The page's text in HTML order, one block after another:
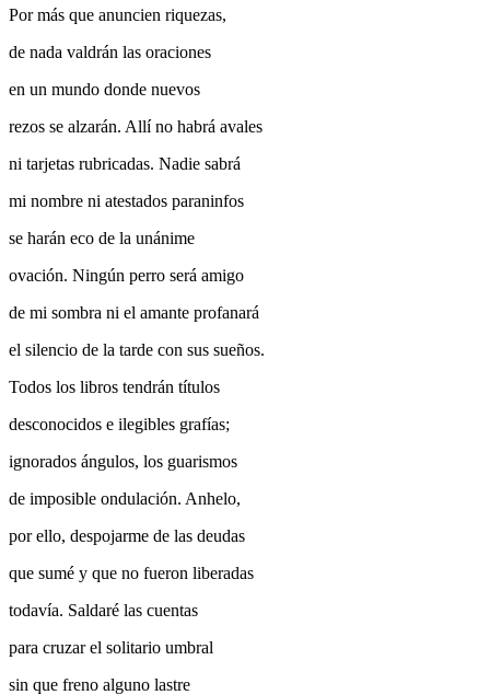
Por más que anuncien riquezas,
de nada valdrán las oraciones
en un mundo donde nuevos
rezos se alzarán. Allí no habrá avales
ni tarjetas rubricadas. Nadie sabrá
mi nombre ni atestados paraninfos
se harán eco de la unánime
ovación. Ningún perro será amigo
de mi sombra ni el amante profanará
el silencio de la tarde con sus sueños.
Todos los libros tendrán títulos
desconocidos e ilegibles grafías;
ignorados ángulos, los guarismos
de imposible ondulación. Anhelo,
por ello, despojarme de las deudas
que sumé y que no fueron liberadas
todavía. Saldaré las cuentas
para cruzar el solitario umbral
sin que freno alguno lastre